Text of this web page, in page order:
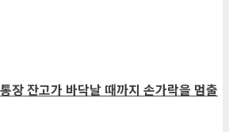
장 잔고가 바닥날 때까지 손가락을 멈출